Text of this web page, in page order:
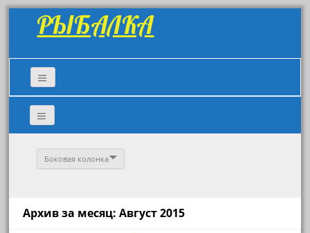
РЫБАЛКА
Боковая колонка
Архив за месяц: Август 2015